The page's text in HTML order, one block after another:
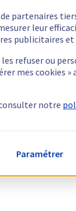
partenaires
leur
publicitaires et
refuser ou
mes cookies »
notre
Paramétrer